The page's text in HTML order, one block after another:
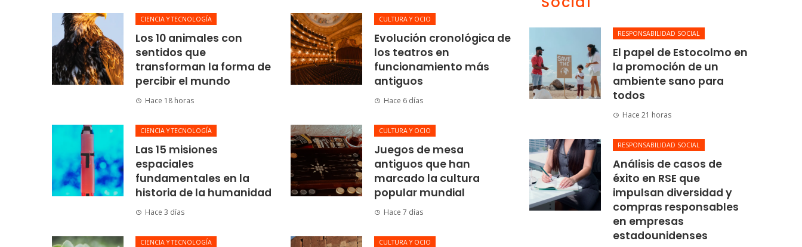
CIENCIA Y TECNOLOGÍA
Los 10 animales con
sentidos que
transforman la forma de
percibir el mundo
Hace 18 horas
CIENCIA Y TECNOLOGÍA
Las 15 misiones
espaciales
fundamentales en la
historia de la humanidad
Hace 3 días
CIENCIA Y TECNOLOGÍA
CULTURA Y OCIO
Evolución cronológica de
los teatros en
funcionamiento más
antiguos
Hace 6 días
CULTURA Y OCIO
Juegos de mesa
antiguos que han
marcado la cultura
popular mundial
Hace 7 días
CULTURA Y OCIO
RESPONSABILIDAD SOCIAL
El papel de Estocolmo en
la promoción de un
ambiente sano para
todos
Hace 21 horas
RESPONSABILIDAD SOCIAL
Análisis de casos de
éxito en RSE que
impulsan diversidad y
compras responsables
en empresas
estadounidenses